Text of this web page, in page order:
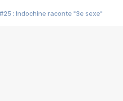
#25 : Indochine raconte "3e sexe"